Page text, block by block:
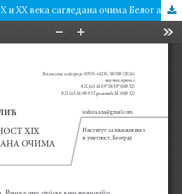
Српска књижевност XIX и XX века сагледана очима Белог анђела